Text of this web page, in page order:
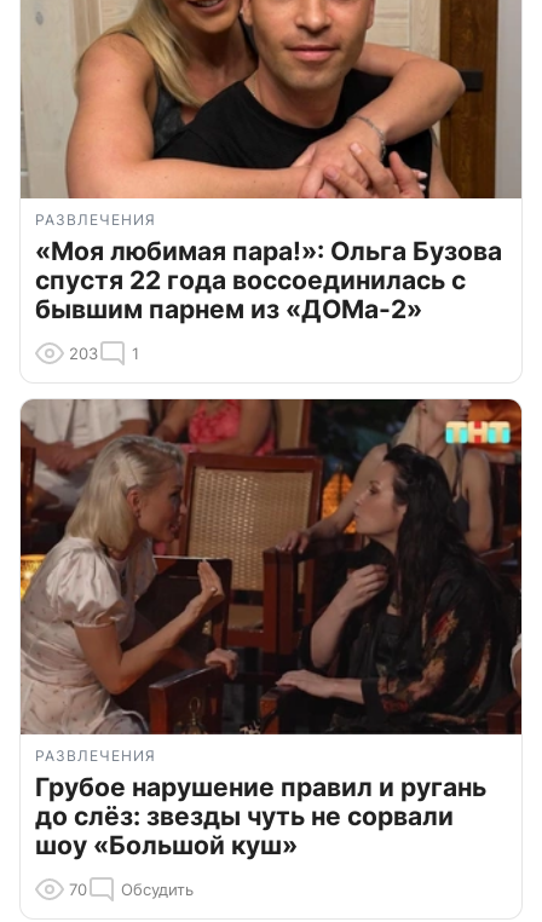
РАЗВЛЕЧЕНИЯ
«Моя любимая пара!»: Ольга Бузова
спустя 22 года воссоединилась с
бывшим парнем из «ДОМа-2»
203 1
РАЗВЛЕЧЕНИЯ
Грубое нарушение правил и ругань
до слёз: звезды чуть не сорвали
шоу «Большой куш»
70 Обсудить